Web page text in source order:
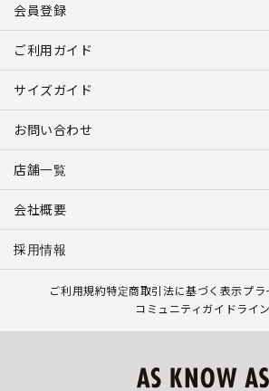
会員登録
ご利用ガイド
サイズガイド
お問い合わせ
店舗一覧
会社概要
採用情報
ご利用規約特定商取引法に基づく表示プラ
コミュニティガイドライン